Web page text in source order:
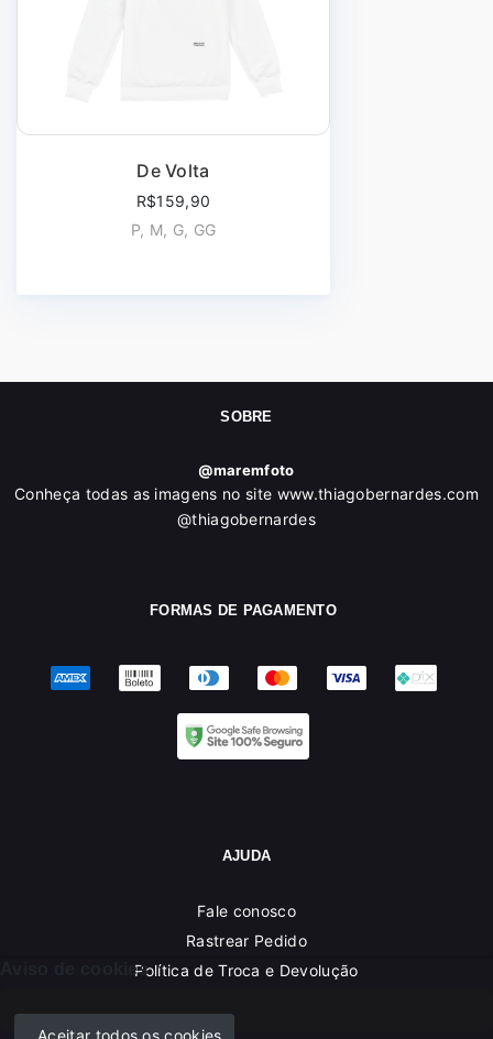
De Volta
R$159,90
P, M, G, GG
Aviso de cookies
Aceitar todos os cookies
SOBRE
@maremfoto
Conheça todas as imagens no site www.thiagobernardes.com
@thiagobernardes
FORMAS DE PAGAMENTO
AJUDA
Fale conosco
Rastrear Pedido
Política de Troca e Devolução